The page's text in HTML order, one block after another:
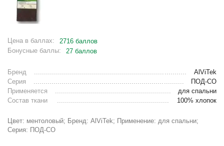
Цена в баллах:
2716 баллов
Бонусные баллы:
27 баллов
Бренд
AlViTek
Серия
ПОД-СО
Применяется
для спальни
Состав ткани
100% хлопок
Цвет: ментоловый; Бренд: AlViTek; Применение: для спальни;
Серия: ПОД-СО